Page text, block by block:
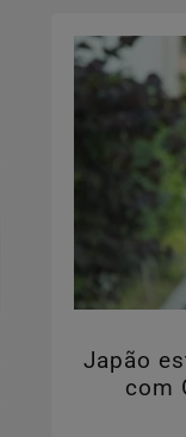
Japão
com